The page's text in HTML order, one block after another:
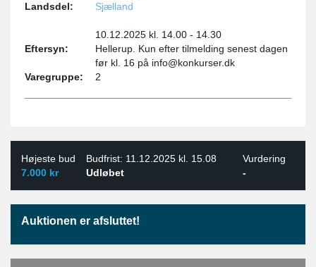
Landsdel:
Sjælland
Eftersyn:
10.12.2025 kl. 14.00 - 14.30
Hellerup. Kun efter tilmelding senest dagen
før kl. 16 på info@konkurser.dk
Varegruppe:
2
Højeste bud Budfrist: 11.12.2025 kl. 15.08
Vurdering
7.000 kr
Udløbet -
Auktionen er afsluttet!